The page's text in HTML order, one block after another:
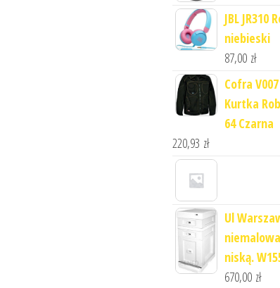
JBL JR310
niebieski
87,00 zł
Cofra
Kurtka
64 Czarna
220,93 zł
Ul
niską.
670,00 zł